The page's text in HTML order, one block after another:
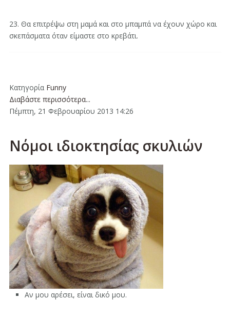
23. Θα επιτρέψω στη μαμά και στο μπαμπά να έχουν χώρο και
σκεπάσματα όταν είμαστε στο κρεβάτι.
Κατηγορία Funny
Διαβάστε περισσότερα...
Πέμπτη, 21 Φεβρουαρίου 2013 14:26
Νόμοι ιδιοκτησίας σκυλιών
Αν μου αρέσει, είναι δικό μου.